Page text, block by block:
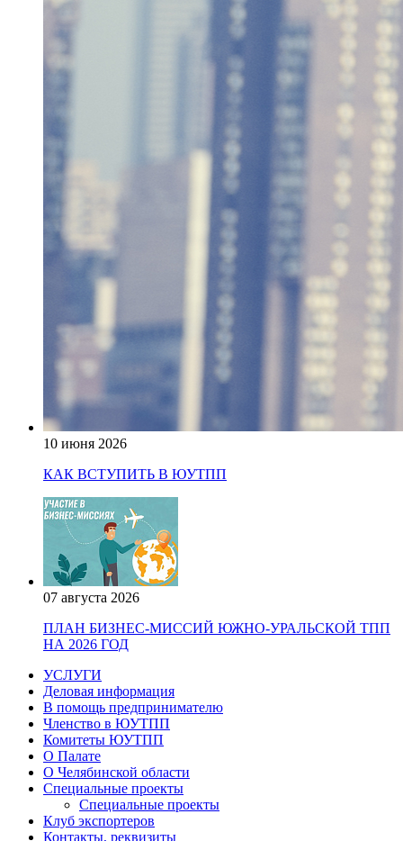
10 июня 2026
КАК ВСТУПИТЬ В ЮУТПП
07 августа 2026
ПЛАН БИЗНЕС-МИССИЙ ЮЖНО-УРАЛЬСКОЙ ТПП
НА 2026 ГОД
УСЛУГИ
Деловая информация
В помощь предпринимателю
Членство в ЮУТПП
Комитеты ЮУТПП
О Палате
О Челябинской области
Специальные проекты
Специальные проекты
Клуб экспортеров
Контакты, реквизиты